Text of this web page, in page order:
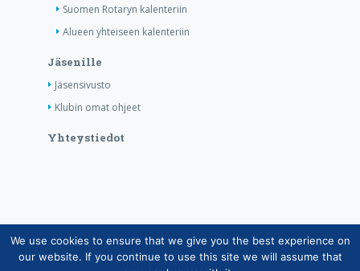
Suomen Rotaryn kalenteriin
Alueen yhteiseen kalenteriin
Jäsenille
Jäsensivusto
Klubin omat ohjeet
Yhteystiedot
Copyright © Suomen Rotarypalvelu ry 2026 |
Jäsentietojärjestelmän tietosuojaseloste|Henkilötietojen
We use cookies to ensure that we give you the best experience on
our website. If you continue to use this site we will assume that